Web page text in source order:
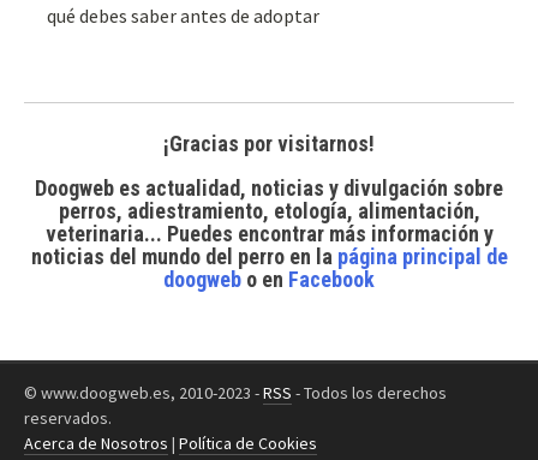
qué debes saber antes de adoptar
¡Gracias por visitarnos!
Doogweb es actualidad, noticias y divulgación sobre
perros, adiestramiento, etología, alimentación,
veterinaria... Puedes encontrar más información y
noticias del mundo del perroen la página principal de
doogweb o en Facebook
© www.doogweb.es, 2010-2023 -RSS - Todos los derechos
reservados.
Acerca de Nosotros | Política de Cookies